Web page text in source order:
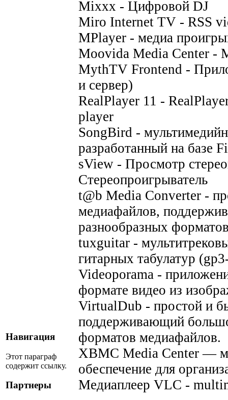
Навигация
Этот параграф
содержит ссылку.
Партнеры
Mixxx - Цифровой DJ
Miro Internet TV - RSS
MPlayer - медиа
Moovida Media Center -
MythTV Frontend -
и сервер)
RealPlayer 11 -
player
SongBird -
разработанный на базе
sView - Просмотр
Стереопроигрыватель
t@b Media Converter -
медиафайлов,
разнообразных
tuxguitar -
гитарных табулатур
Videoporama -
формате видео из
VirtualDub - простой и
поддерживающий
форматов медиафайлов.
XBMC Media Center —
обеспечение для
Медиаплеер VLC -